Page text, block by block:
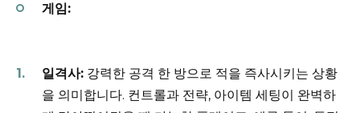
게임:
일격사: 강력한 공격 한 방으로 적을 즉사시키는 상황
을 의미합니다. 컨트롤과 전략, 아이템 세팅이 완벽하